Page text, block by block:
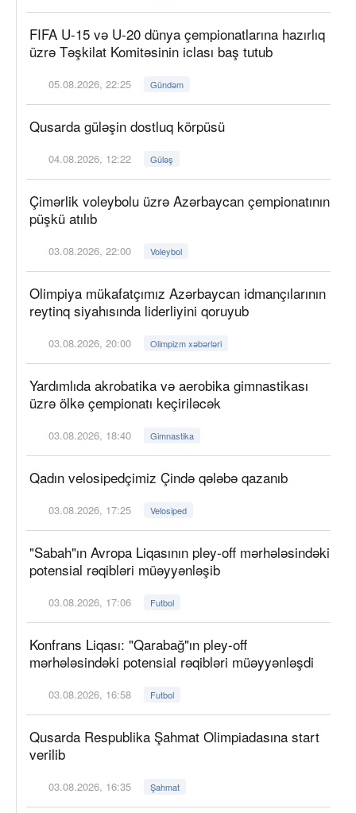
FIFA U-15 və U-20 dünya çempionatlarına hazırlıq
üzrə Təşkilat Komitəsinin iclası baş tutub
05.08.2026, 22:25 Gündəm
Qusarda güləşin dostluq körpüsü
04.08.2026, 12:22 Güləş
Çimərlik voleybolu üzrə Azərbaycan çempionatının
püşkü atılıb
03.08.2026, 22:00 Voleybol
Olimpiya mükafatçımız Azərbaycan idmançılarının
reytinq siyahısında liderliyini qoruyub
03.08.2026, 20:00 Olimpizm xəbərləri
Yardımlıda akrobatika və aerobika gimnastikası
üzrə ölkə çempionatı keçiriləcək
03.08.2026, 18:40 Gimnastika
Qadın velosipedçimiz Çində qələbə qazanıb
03.08.2026, 17:25 Velosiped
"Sabah"ın Avropa Liqasının pley-off mərhələsindəki
potensial rəqibləri müəyyənləşib
03.08.2026, 17:06 Futbol
Konfrans Liqası: "Qarabağ"ın pley-off
mərhələsindəki potensial rəqibləri müəyyənləşdi
03.08.2026, 16:58 Futbol
Qusarda Respublika Şahmat Olimpiadasına start
verilib
03.08.2026, 16:35 Şahmat